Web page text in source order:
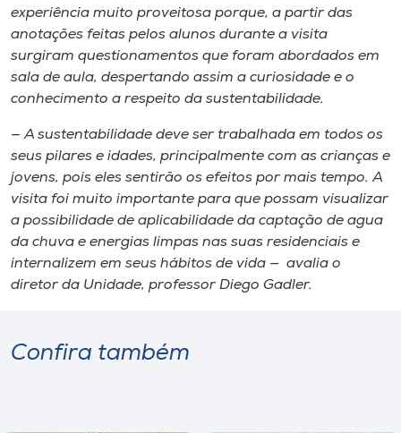
experiência muito proveitosa porque, a partir das
anotações feitas pelos alunos durante a visita
surgiram questionamentos que foram abordados em
sala de aula, despertando assim a curiosidade e o
conhecimento a respeito da sustentabilidade.
— A sustentabilidade deve ser trabalhada em todos os
seus pilares e idades, principalmente com as crianças e
jovens, pois eles sentirão os efeitos por mais tempo. A
visita foi muito importante para que possam visualizar
a possibilidade de aplicabilidade da captação de agua
da chuva e energias limpas nas suas residenciais e
internalizem em seus hábitos de vida — avalia o
diretor da Unidade, professor Diego Gadler.
Confira também